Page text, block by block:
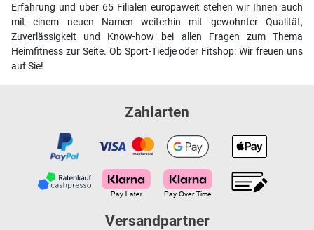
Erfahrung und über 65 Filialen europaweit stehen wir Ihnen auch
mit einem neuen Namen weiterhin mit gewohnter Qualität,
Zuverlässigkeit und Know-how bei allen Fragen zum Thema
Heimfitness zur Seite. Ob Sport-Tiedje oder Fitshop: Wir freuen uns
auf Sie!
Zahlarten
Versandpartner